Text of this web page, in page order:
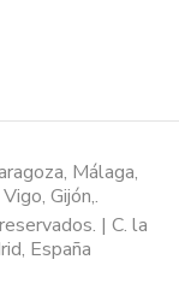
Málaga,
Gijón,.
| C. la
España